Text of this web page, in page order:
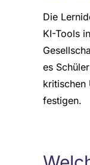
Die
KI-Tools
es
kritischen
festigen.